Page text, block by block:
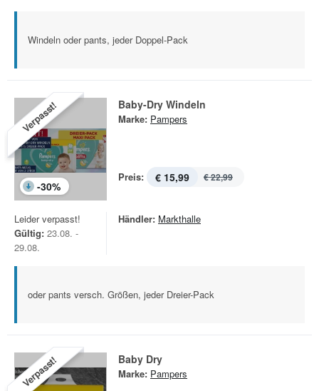
Windeln oder pants, jeder Doppel-Pack
Verpasst!
-30%
Baby-Dry Windeln
Marke: Pampers
Preis: € 15,99 € 22,99
Leider verpasst!
Gültig: 23.08. -
29.08.
Händler: Markthalle
oder pants versch. Größen, jeder Dreier-Pack
Verpasst! Baby Dry
Marke: Pampers